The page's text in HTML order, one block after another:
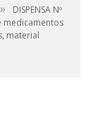
»
DISPENSA Nº
medicamentos
material